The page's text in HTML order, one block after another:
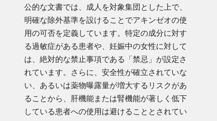
公的な文書では、成人を対象集団とした上で、
明確な除外基準を設けることでアキンゼオの使
用の可否を定義しています。特定の成分に対す
る過敏症がある患者や、妊娠中の女性に対して
は、絶対的な禁止事項である「禁忌」が設定さ
れています。さらに、安全性が確立されていな
い、あるいは薬物曝露量が増大するリスクがあ
ることから、肝機能または腎機能が著しく低下
している患者への使用は避けることとされてい